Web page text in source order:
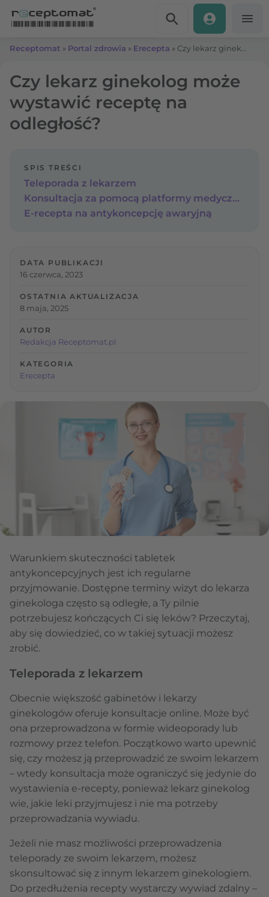
Receptomat » Portal zdrowia » Erecepta »
Czy lekarz ginekolog może
wystawić receptę na
odległość?
SPIS TREŚCI
Teleporada z lekarzem
Konsultacja za pomocą platformy medycznej
E-recepta na antykoncepcję awaryjną
DATA PUBLIKACJI
16 czerwca, 2023
OSTATNIA AKTUALIZACJA
8 maja, 2025
AUTOR
Redakcja Receptomat.pl
KATEGORIA
Erecepta
Warunkiem skuteczności tabletek
antykoncepcyjnych jest ich regularne
przyjmowanie. Dostępne terminy wizyt do lekarza
ginekologa często są odległe, a Ty pilnie
potrzebujesz kończących Ci się leków? Przeczytaj,
aby się dowiedzieć, co w takiej sytuacji możesz
zrobić.
Teleporada z lekarzem
Obecnie większość gabinetów i lekarzy
ginekologów oferuje konsultacje online. Może być
ona przeprowadzona w formie wideoporady lub
rozmowy przez telefon. Początkowo warto upewnić
się, czy możesz ją przeprowadzić ze swoim lekarzem
– wtedy konsultacja może ograniczyć się jedynie do
wystawienia e-recepty, ponieważ lekarz ginekolog
wie, jakie leki przyjmujesz i nie ma potrzeby
przeprowadzania wywiadu.
Jeżeli nie masz możliwości przeprowadzenia
teleporady ze swoim lekarzem, możesz
skonsultować się z innym lekarzem ginekologiem.
Do przedłużenia recepty wystarczy wywiad zdalny –